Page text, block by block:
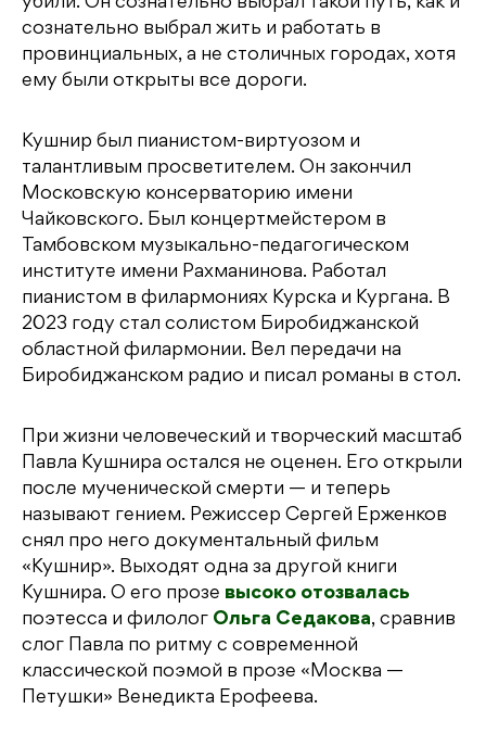
убили. Он сознательно выбрал такой путь, как и
сознательно выбрал жить и работать в
провинциальных, а не столичных городах, хотя
ему были открыты все дороги.
Кушнир был пианистом-виртуозом и
талантливым просветителем. Он закончил
Московскую консерваторию имени
Чайковского. Был концертмейстером в
Тамбовском музыкально-педагогическом
институте имени Рахманинова. Работал
пианистом в филармониях Курска и Кургана. В
2023 году стал солистом Биробиджанской
областной филармонии. Вел передачи на
Биробиджанском радио и писал романы в стол.
При жизни человеческий и творческий масштаб
Павла Кушнира остался не оценен. Его открыли
после мученической смерти — и теперь
называют гением. Режиссер Сергей Ерженков
снял про него документальный фильм
«Кушнир». Выходят одна за другой книги
Кушнира. О его прозе высоко отозвалась
поэтесса и филолог Ольга Седакова, сравнив
слог Павла по ритму с современной
классической поэмой в прозе «Москва —
Петушки» Венедикта Ерофеева.